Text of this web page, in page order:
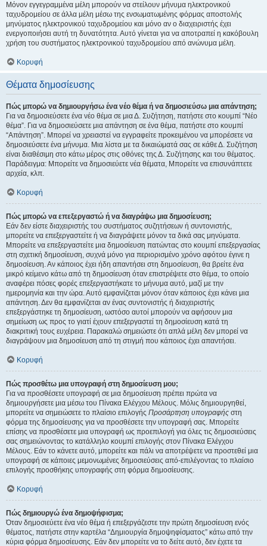
Μόνον εγγεγραμμένα μέλη μπορούν να στείλουν μήνυμα ηλεκτρονικού
ταχυδρομείου σε άλλα μέλη μέσω της ενσωματωμένης φόρμας αποστολής
μηνύματος ηλεκτρονικού ταχυδρομείου και μόνο αν ο διαχειριστής έχει
ενεργοποιήσει αυτή τη δυνατότητα. Αυτό γίνεται για να αποτραπεί η κακόβουλη
χρήση του συστήματος ηλεκτρονικού ταχυδρομείου από ανώνυμα μέλη.
Κορυφή
Θέματα δημοσίευσης
Πώς μπορώ να δημιουργήσω ένα νέο θέμα ή να δημοσιεύσω μια απάντηση;
Για να δημοσιεύσετε ένα νέο θέμα σε μια Δ. Συζήτηση, πατήστε στο κουμπί “Νέο
θέμα”. Για να δημοσιεύσετε μια απάντηση σε ένα θέμα, πατήστε στο κουμπί
“Απάντηση”. Μπορεί να χρειαστεί να εγγραφείτε προκειμένου να μπορέσετε να
δημοσιεύσετε ένα μήνυμα. Μια λίστα με τα δικαιώματά σας σε κάθε Δ. Συζήτηση
είναι διαθέσιμη στο κάτω μέρος στις οθόνες της Δ. Συζήτησης και του θέματος.
Παράδειγμα: Μπορείτε να δημοσιεύετε νέα θέματα, Μπορείτε να επισυνάπτετε
αρχεία, κλπ.
Κορυφή
Πώς μπορώ να επεξεργαστώ ή να διαγράψω μια δημοσίευση;
Εάν δεν είστε διαχειριστής του συστήματος συζητήσεων ή συντονιστής,
μπορείτε να επεξεργαστείτε ή να διαγράψετε μόνον τα δικά σας μηνύματα.
Μπορείτε να επεξεργαστείτε μια δημοσίευση πατώντας στο κουμπί επεξεργασίας
στη σχετική δημοσίευση, συχνά μόνο για περιορισμένο χρόνο αφότου έγινε η
δημοσίευση. Αν κάποιος έχει ήδη απαντήσει στη δημοσίευση, θα βρείτε ένα
μικρό κείμενο κάτω από τη δημοσίευση όταν επιστρέψετε στο θέμα, το οποίο
αναφέρει πόσες φορές επεξεργαστήκατε το μήνυμα αυτό, μαζί με την
ημερομηνία και την ώρα. Αυτό εμφανίζεται μόνον όταν κάποιος έχει κάνει μια
απάντηση. Δεν θα εμφανίζεται αν ένας συντονιστής ή διαχειριστής
επεξεργάστηκε τη δημοσίευση, ωστόσο αυτοί μπορούν να αφήσουν μια
σημείωση ως προς το γιατί έχουν επεξεργαστεί τη δημοσίευση κατά τη
διακριτική τους ευχέρεια. Παρακαλώ σημειώστε ότι απλά μέλη δεν μπορεί να
διαγράψουν μια δημοσίευση από τη στιγμή που κάποιος έχει απαντήσει.
Κορυφή
Πώς προσθέτω μια υπογραφή στη δημοσίευση μου;
Για να προσθέσετε υπογραφή σε μια δημοσίευση πρέπει πρώτα να
δημιουργήσετε μια μέσω του Πίνακα Ελέγχου Μέλους. Μόλις δημιουργηθεί,
μπορείτε να σημειώσετε το πλαίσιο επιλογής Προσάρτηση υπογραφής στη
φόρμα της δημοσίευσης για να προσθέσετε την υπογραφή σας. Μπορείτε
επίσης να προσθέσετε μια υπογραφή ως προεπιλογή για όλες τις δημοσιεύσεις
σας σημειώνοντας το κατάλληλο κουμπί επιλογής στον Πίνακα Ελέγχου
Μέλους. Εάν το κάνετε αυτό, μπορείτε και πάλι να αποτρέψετε να προστεθεί μια
υπογραφή σε κάποιες μεμονωμένες δημοσιεύσεις από-επιλέγοντας το πλαίσιο
επιλογής προσθήκης υπογραφής στη φόρμα δημοσίευσης.
Κορυφή
Πώς δημιουργώ ένα δημοψήφισμα;
Όταν δημοσιεύετε ένα νέο θέμα ή επεξεργάζεστε την πρώτη δημοσίευση ενός
θέματος, πατήστε στην καρτέλα “Δημιουργία δημοψηφίσματος” κάτω από την
κύρια φόρμα δημοσίευσης. Εάν δεν μπορείτε να το δείτε αυτό, δεν έχετε τα